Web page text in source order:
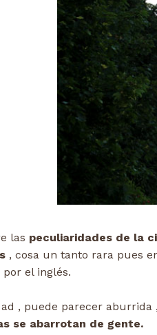
las peculiaridades de la
, cosa un tanto rara pues
por el inglés.
, puede parecer aburrida
se abarrotan de gente.